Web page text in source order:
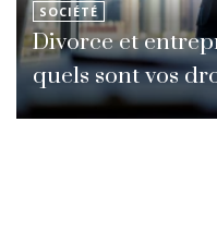
SOCIÉTÉ
Divorce et
quels sont vos